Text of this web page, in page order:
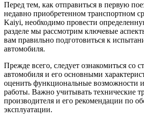
Перед тем, как отправиться в первую
недавно приобретенном транспортном
Kaiyi, необходимо провести
разделе мы рассмотрим ключевые
вам правильно подготовиться к
автомобиля.
Прежде всего, следует ознакомиться со
автомобиля и его основными
оценить функциональные возможности
работы. Важно учитывать технические
производителя и его рекомендации по
эксплуатации.